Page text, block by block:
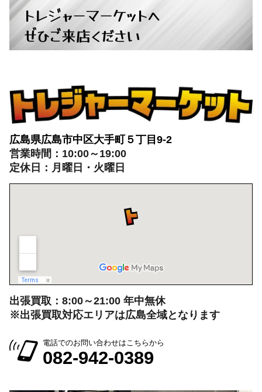
トレジャーマーケットへ
ぜひご来店ください
広島県広島市中区大手町５丁目9-2
営業時間：10:00～19:00
定休日：月曜日・火曜日
出張買取：8:00～21:00 年中無休
※出張買取対応エリアは広島全域となります
電話でのお問い合わせはこちらから
082-942-0389